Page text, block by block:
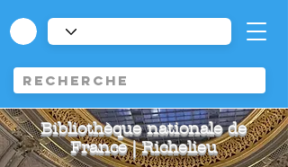
Bibliothèque nationale de
France | Richelieu